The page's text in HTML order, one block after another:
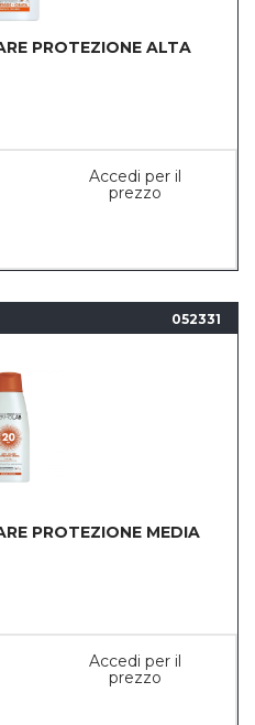
PROTEZIONE ALTA
Accedi per il
prezzo
052331
PROTEZIONE MEDIA
Accedi per il
prezzo